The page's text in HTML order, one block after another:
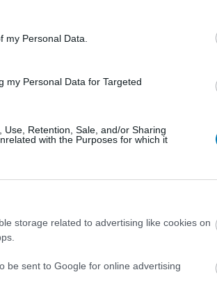
my Personal Data.
my Personal Data for Targeted
Retention, Sale, and/or Sharing
with the Purposes for which it
storage related to advertising like cookies on
be sent to Google for online advertising
a fejlesztők finomíthassák a
vs ChatGPT
ötlet jut az eszedbe, hogy
háborúját.
Black Ops 6 pay-
sokak szerint
fognak kelleni.